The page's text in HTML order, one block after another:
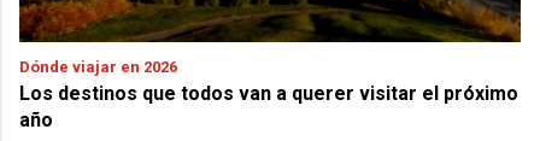
Dónde viajar en 2026
Los destinos que todos van a querer visitar el próximo
año